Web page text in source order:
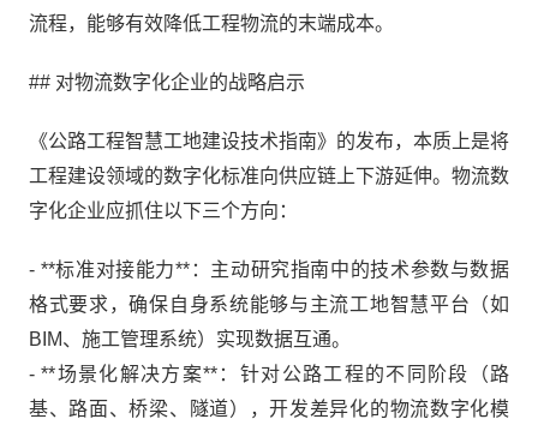
流程，能够有效降低工程物流的末端成本。
## 对物流数字化企业的战略启示
《公路工程智慧工地建设技术指南》的发布，本质上是将
工程建设领域的数字化标准向供应链上下游延伸。物流数
字化企业应抓住以下三个方向：
- **标准对接能力**：主动研究指南中的技术参数与数据
格式要求，确保自身系统能够与主流工地智慧平台（如
BIM、施工管理系统）实现数据互通。
- **场景化解决方案**：针对公路工程的不同阶段（路
基、路面、桥梁、隧道），开发差异化的物流数字化模